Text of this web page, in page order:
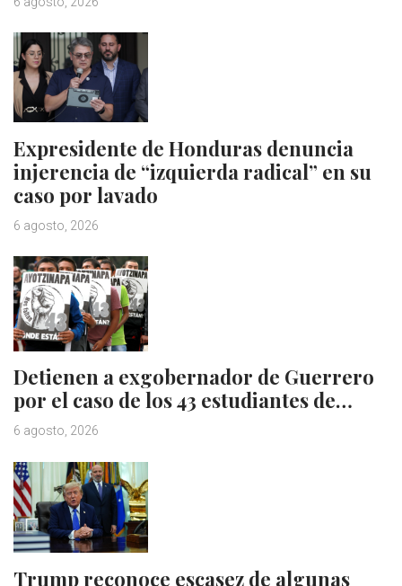
Expresidente de Honduras denuncia
injerencia de “izquierda radical” en su
caso por lavado
6 agosto, 2026
Detienen a exgobernador de Guerrero
por el caso de los 43 estudiantes de…
6 agosto, 2026
Trump reconoce escasez de algunas